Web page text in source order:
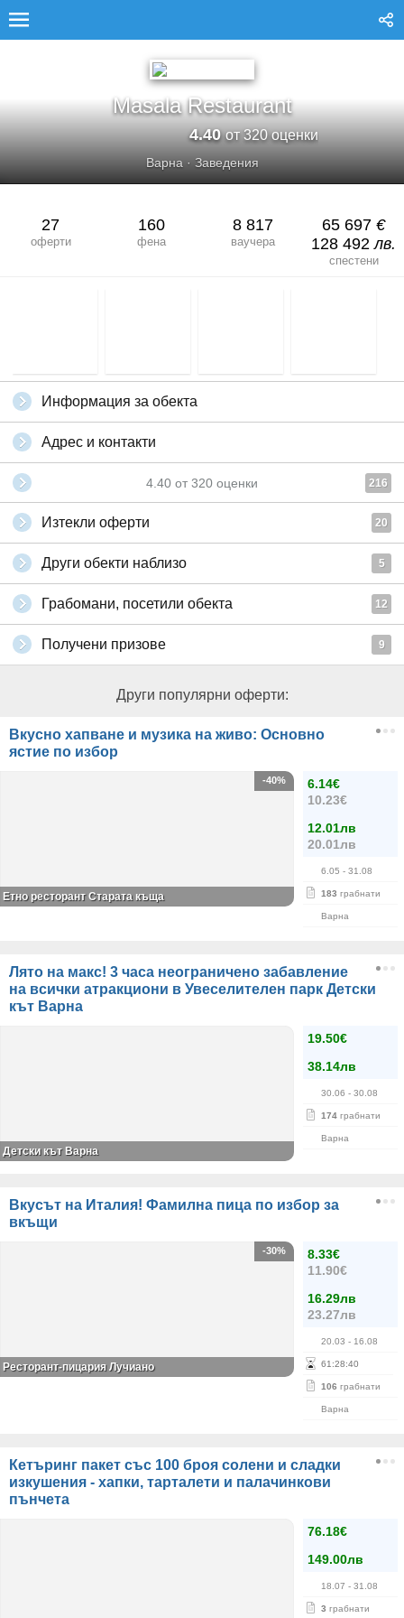
Masala Restaurant
4.40от 320 оценки
Варна· Заведения
27
оферти
160
фена
8 817
ваучера
65 697 €
128 492лв.
спестени
Информация за обекта
Адрес и контакти
4.40 от 320 оценки 216
Изтекли оферти 20
Други обекти наблизо 5
Грабомани, посетили обекта 12
Получени призове 9
Други популярни оферти:
Вкусно хапване и музика на живо: Основно
ястие по избор
6.14€
10.23€
12.01лв
20.01лв
6.05 - 31.08
183 грабнати
Варна
-40%
Етно ресторант Старата къща
Лято на макс! 3 часа неограничено забавление
на всички атракциони в Увеселителен парк Детски
кът Варна
19.50€
38.14лв
30.06 - 30.08
174 грабнати
Варна
Детски кът Варна
Вкусът на Италия! Фамилна пица по избор за
вкъщи
8.33€
11.90€
16.29лв
23.27лв
20.03 - 16.08
61 :28:40
106 грабнати
Варна
-30%
Ресторант-пицария Лучиано
Кетъринг пакет със 100 броя солени и сладки
изкушения - хапки, тарталети и палачинкови
пънчета
76.18€
149.00лв
18.07 - 31.08
3 грабнати